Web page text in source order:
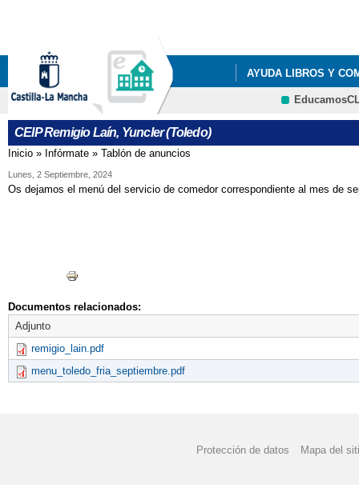
AYUDA LIBROS Y
LISTADOS DE
CEIP Remigio Laín, Yuncler (Toledo)
Se encuentra usted aquí
Inicio » Infórmate » Tablón de anuncios
Lunes, 2 Septiembre, 2024
Os dejamos el menú del servicio de comedor correspondiente al mes de
Documentos relacionados:
Adjunto
remigio_lain.pdf
menu_toledo_fria_septiembre.pdf
Protección de datos Mapa del